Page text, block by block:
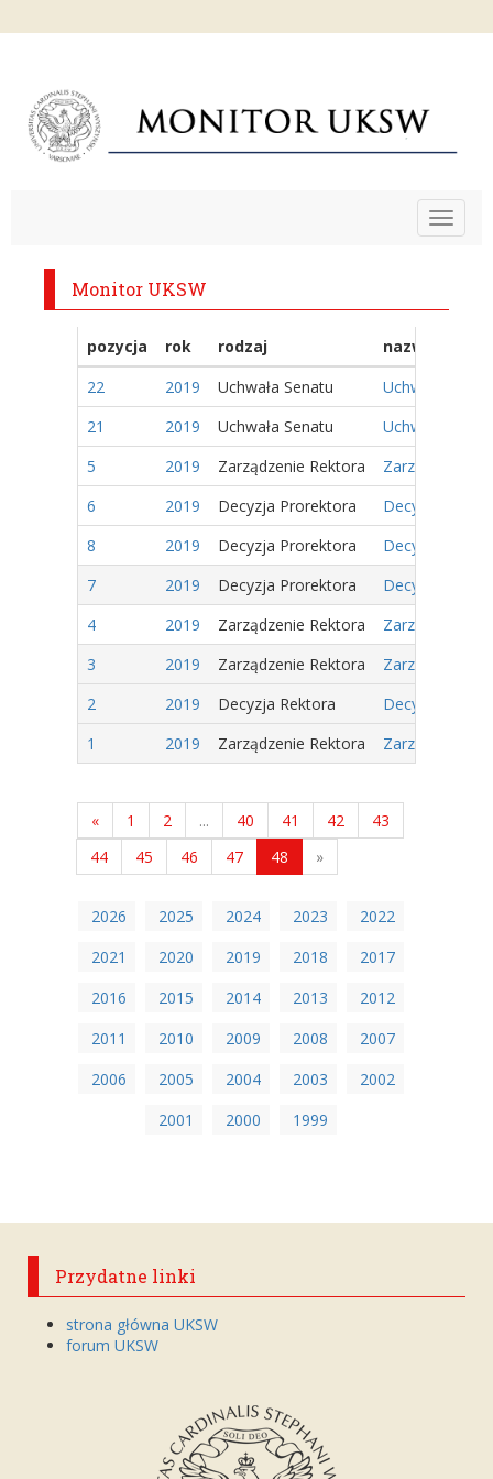
Toggle
Monitor UKSW
pozycja rok rodzaj
nazwa
22
2019 Uchwała Senatu
Uchwała Nr 2/
21
2019 Uchwała Senatu
Uchwała Nr
5
2019 Zarządzenie Rektora
Zarządzenie
6
2019 Decyzja Prorektora
Decyzja Nr 1/
8
2019 Decyzja Prorektora
Decyzja Nr 2/
7
2019 Decyzja Prorektora
Decyzja Nr 1/
4
2019 Zarządzenie Rektora
Zarządzenie
3
2019 Zarządzenie Rektora
Zarządzenie
2
2019 Decyzja Rektora
Decyzja Nr 1/
1
2019 Zarządzenie Rektora Zarządzenie
« 1 2 ... 40 41 42
43
44
45 46 47 48 »
2026 2025 2024 2023
2022
2021
2020 2019 2018
2017
2016
2015 2014 2013
2012
2011
2010 2009 2008
2007
2006
2005 2004 2003
2002
2001
2000 1999
Przydatne linki
strona główna UKSW
forum UKSW